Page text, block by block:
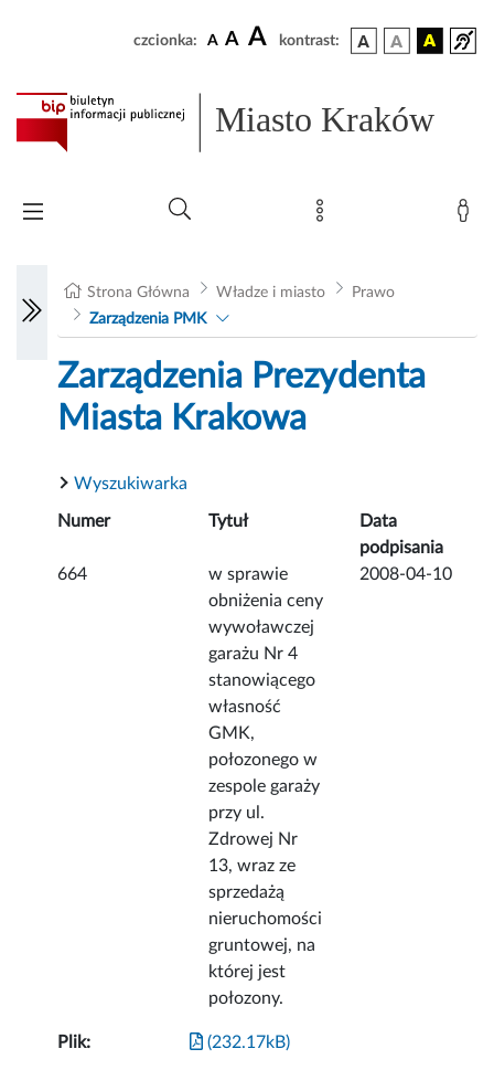
czcionka: A A A kontrast:
Miasto Kraków
Strona Główna Władze i miasto
Prawo
Zarządzenia PMK
Zarządzenia Prezydenta
Miasta Krakowa
Wyszukiwarka
Numer Tytuł
Data
podpisania
664
w sprawie
obniżenia ceny
wywoławczej
garażu Nr 4
stanowiącego
własność
GMK,
połozonego w
zespole garaży
przy ul.
Zdrowej Nr
13, wraz ze
sprzedażą
nieruchomości
gruntowej, na
której jest
połozony.
2008-04-10
Plik: (232.17kB)